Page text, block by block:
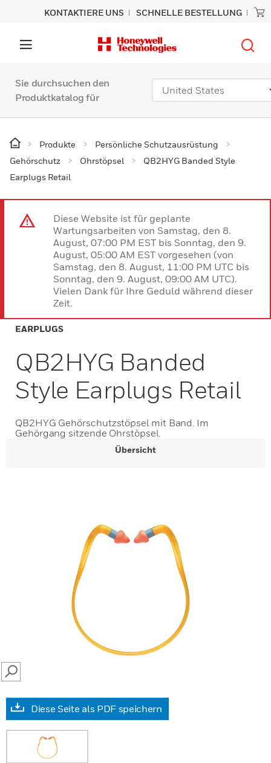
KONTAKTIERE UNS SCHNELLE BESTELLUNG
Sie durchsuchen den
Produktkatalog für
Produkte
Persönliche Schutzausrüstung
Gehörschutz
Ohrstöpsel
QB2HYG Banded Style
Earplugs Retail
Diese Website ist für geplante
Wartungsarbeiten von Samstag, den 8.
August, 07:00 PM EST bis Sonntag, den 9.
August, 05:00 AM EST vorgesehen (von
Samstag, den 8. August, 11:00 PM UTC bis
Sonntag, den 9. August, 09:00 AM UTC).
Vielen Dank für Ihre Geduld während dieser
Zeit.
EARPLUGS
QB2HYG Banded
Style Earplugs Retail
QB2HYG Gehörschutzstöpsel mit Band. Im
Gehörgang sitzende Ohrstöpsel.
Übersicht
SEARCH
Diese Seite als PDF speichern